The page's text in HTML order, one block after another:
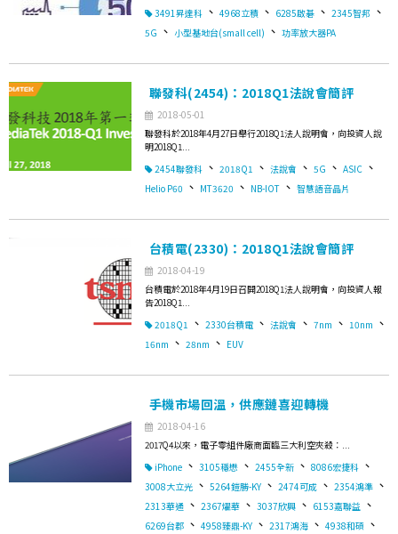
3491昇達科 、 4968立積 、 6285啟碁 、 2345智邦 、
5G 、 小型基地台(small cell) 、 功率放大器PA
聯發科(2454)：2018Q1法說會簡評
2018-05-01
聯發科於2018年4月27日舉行2018Q1法人說明會，向投資人說
明2018Q1...
2454聯發科 、 2018Q1 、 法說會 、 5G 、 ASIC 、
Helio P60 、 MT3620 、 NB-IOT 、 智慧語音晶片
台積電(2330)：2018Q1法說會簡評
2018-04-19
台積電於2018年4月19日召開2018Q1法人說明會，向投資人報
告2018Q1...
2018Q1 、 2330台積電 、 法說會 、 7nm 、 10nm 、
16nm 、 28nm 、 EUV
手機市場回溫，供應鏈喜迎轉機
2018-04-16
2017Q4以來，電子零組件廠商面臨三大利空夾殺：...
iPhone 、 3105穩懋 、 2455全新 、 8086宏捷科 、
3008大立光 、 5264鎧勝-KY 、 2474可成 、 2354鴻準 、
2313華通 、 2367燿華 、 3037欣興 、 6153嘉聯益 、
6269台郡 、 4958臻鼎-KY 、 2317鴻海 、 4938和碩 、